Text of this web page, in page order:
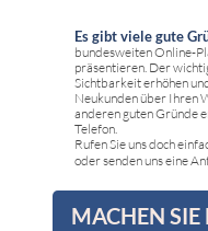
Es gibt viele gute
bundesweiten Online-
präsentieren. Der
Sichtbarkeit erhöhen
Neukunden über Ihren
anderen guten Gründe
Telefon.
Rufen Sie uns doch
oder senden uns eine
MACHEN SIE